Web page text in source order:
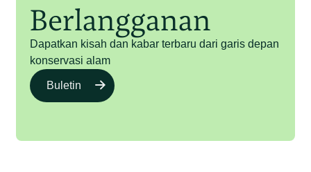
Berlangganan
Dapatkan kisah dan kabar terbaru dari garis depan
konservasi alam
Buletin